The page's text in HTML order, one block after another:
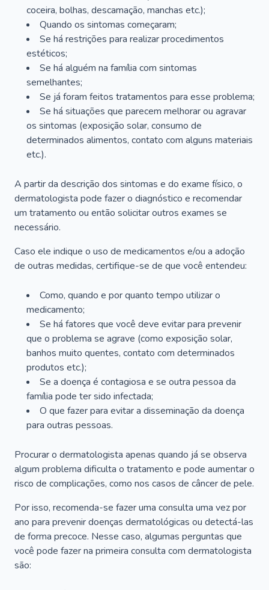
coceira, bolhas, descamação, manchas etc.);
Quando os sintomas começaram;
Se há restrições para realizar procedimentos
estéticos;
Se há alguém na família com sintomas
semelhantes;
Se já foram feitos tratamentos para esse problema;
Se há situações que parecem melhorar ou agravar
os sintomas (exposição solar, consumo de
determinados alimentos, contato com alguns materiais
etc.).
A partir da descrição dos sintomas e do exame físico, o
dermatologista pode fazer o diagnóstico e recomendar
um tratamento ou então solicitar outros exames se
necessário.
Caso ele indique o uso de medicamentos e/ou a adoção
de outras medidas, certifique-se de que você entendeu:
Como, quando e por quanto tempo utilizar o
medicamento;
Se há fatores que você deve evitar para prevenir
que o problema se agrave (como exposição solar,
banhos muito quentes, contato com determinados
produtos etc.);
Se a doença é contagiosa e se outra pessoa da
família pode ter sido infectada;
O que fazer para evitar a disseminação da doença
para outras pessoas.
Procurar o dermatologista apenas quando já se observa
algum problema dificulta o tratamento e pode aumentar o
risco de complicações, como nos casos de câncer de pele.
Por isso, recomenda-se fazer uma consulta uma vez por
ano para prevenir doenças dermatológicas ou detectá-las
de forma precoce. Nesse caso, algumas perguntas que
você pode fazer na primeira consulta com dermatologista
são: